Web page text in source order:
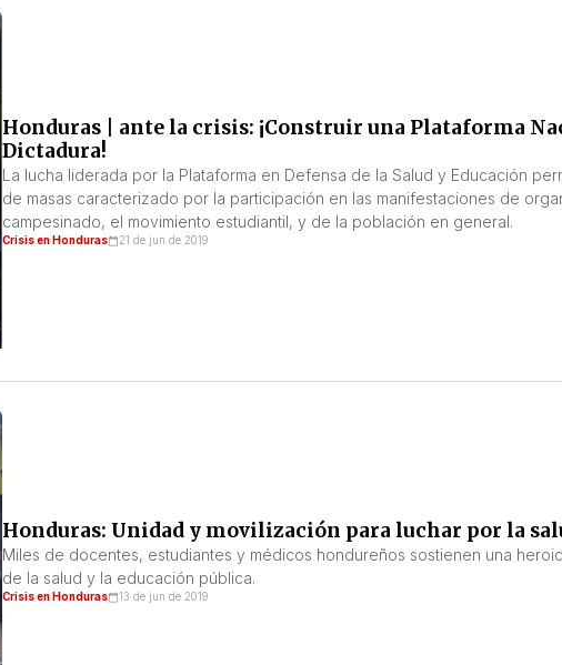
Honduras | ante la crisis: ¡Construir una Plataforma
Dictadura!
La lucha liderada por la Plataforma en Defensa de la Salud y Educación
de masas caracterizado por la participación en las manifestaciones de
campesinado, el movimiento estudiantil, y de la población en general.
Crisis en Honduras 21 de jun de 2019
Honduras: Unidad y movilización para luchar por la
Miles de docentes, estudiantes y médicos hondureños sostienen una
de la salud y la educación pública.
Crisis en Honduras 13 de jun de 2019